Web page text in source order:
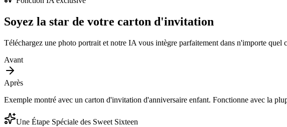
Soyez la star de votre carton d'invitation
Téléchargez une photo portrait et notre IA vous intègre parfaitement dans n'importe quel
Avant
Après
Exemple montré avec un carton d'invitation d'anniversaire enfant. Fonctionne avec la
Une Étape Spéciale des Sweet Sixteen